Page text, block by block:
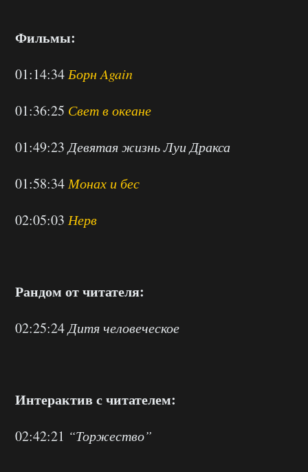
Фильмы:
01:14:34 Борн Again
01:36:25 Свет в океане
01:49:23Девятая жизнь Луи Дракса
01:58:34 Монах и бес
02:05:03 Нерв
Рандом от читателя:
02:25:24Дитя человеческое
Интерактив с читателем:
02:42:21 “Торжество”